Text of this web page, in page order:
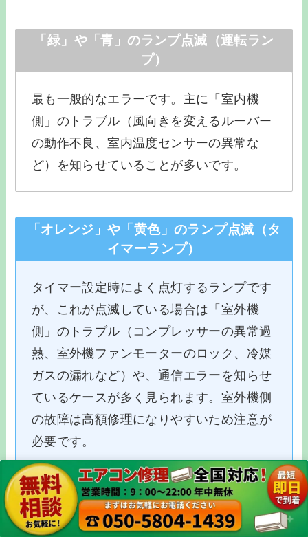
「緑」や「青」のランプ点滅（運転ラン
プ）
最も一般的なエラーです。主に「室内機
側」のトラブル（風向きを変えるルーバー
の動作不良、室内温度センサーの異常な
ど）を知らせていることが多いです。
「オレンジ」や「黄色」のランプ点滅（タ
イマーランプ）
タイマー設定時によく点灯するランプです
が、これが点滅している場合は「室外機
側」のトラブル（コンプレッサーの異常過
熱、室外機ファンモーターのロック、冷媒
ガスの漏れなど）や、通信エラーを知らせ
ているケースが多く見られます。室外機側
の故障は高額修理になりやすいため注意が
必要です。
「赤」のランプ点滅